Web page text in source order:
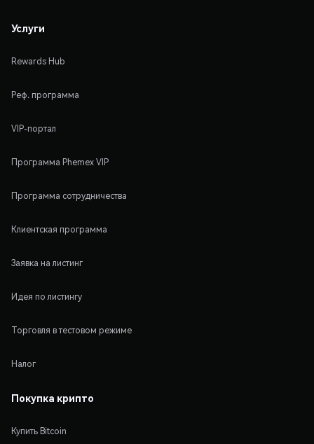
Услуги
Rewards Hub
Реф. программа
VIP-портал
Программа Phemex VIP
Программа сотрудничества
Клиентская программа
Заявка на листинг
Идея по листингу
Торговля в тестовом режиме
Налог
Покупка крипто
Купить Bitcoin